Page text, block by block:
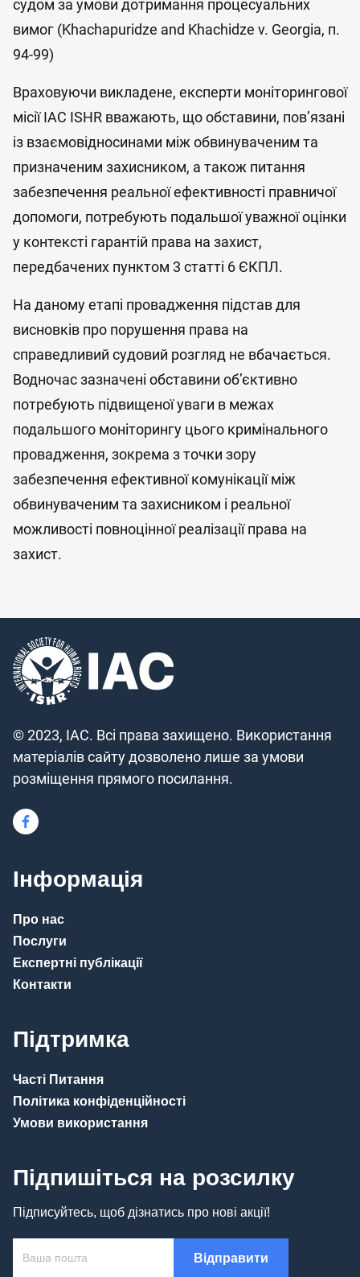
судом за умови дотримання процесуальних
вимог (Khachapuridze and Khachidze v. Georgia, п.
94-99)
Враховуючи викладене, експерти моніторингової
місії IAC ISHR вважають, що обставини, пов’язані
із взаємовідносинами між обвинуваченим та
призначеним захисником, а також питання
забезпечення реальної ефективності правничої
допомоги, потребують подальшої уважної оцінки
у контексті гарантій права на захист,
передбачених пунктом 3 статті 6 ЄКПЛ.
На даному етапі провадження підстав для
висновків про порушення права на
справедливий судовий розгляд не вбачається.
Водночас зазначені обставини об’єктивно
потребують підвищеної уваги в межах
подальшого моніторингу цього кримінального
провадження, зокрема з точки зору
забезпечення ефективної комунікації між
обвинуваченим та захисником і реальної
можливості повноцінної реалізації права на
захист.
© 2023, IAC. Всі права захищено. Використання
матеріалів сайту дозволено лише за умови
розміщення прямого посилання.
Інформація
Про нас
Послуги
Експертні публікації
Контакти
Підтримка
Часті Питання
Політика конфіденційності
Умови використання
Підпишіться на розсилку
Підписуйтесь, щоб дізнатись про нові акції!